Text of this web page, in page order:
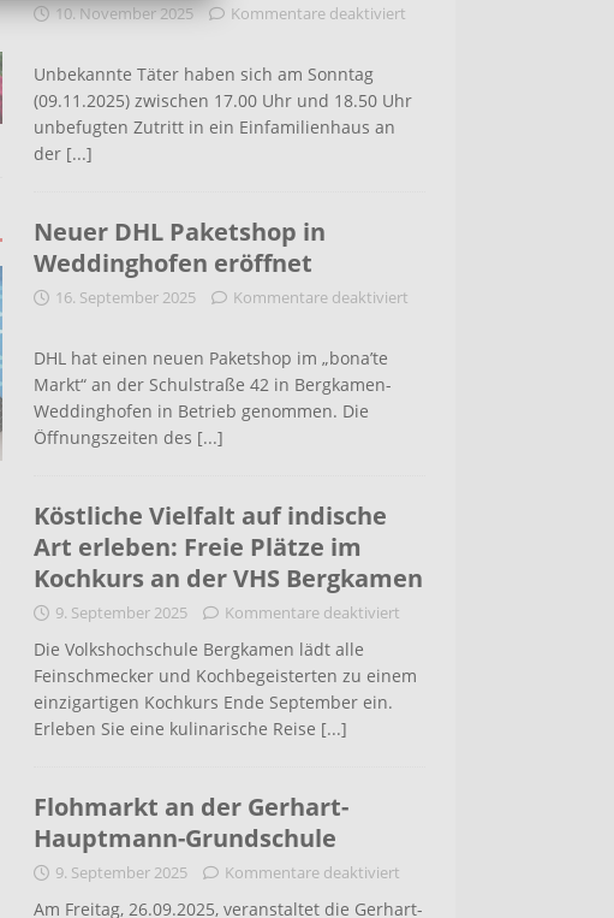
10. November 2025 Kommentare deaktiviert
Unbekannte Täter haben sich am Sonntag
(09.11.2025) zwischen 17.00 Uhr und 18.50 Uhr
unbefugten Zutritt in ein Einfamilienhaus an
der [...]
Neuer DHL Paketshop in
Weddinghofen eröffnet
16. September 2025 Kommentare deaktiviert
DHL hat einen neuen Paketshop im „bona’te
Markt“ an der Schulstraße 42 in Bergkamen-
Weddinghofen in Betrieb genommen. Die
Öffnungszeiten des [...]
Köstliche Vielfalt auf indische
Art erleben: Freie Plätze im
Kochkurs an der VHS Bergkamen
9. September 2025 Kommentare deaktiviert
Die Volkshochschule Bergkamen lädt alle
Feinschmecker und Kochbegeisterten zu einem
einzigartigen Kochkurs Ende September ein.
Erleben Sie eine kulinarische Reise [...]
Flohmarkt an der Gerhart-
Hauptmann-Grundschule
9. September 2025 Kommentare deaktiviert
Am Freitag, 26.09.2025, veranstaltet die Gerhart-